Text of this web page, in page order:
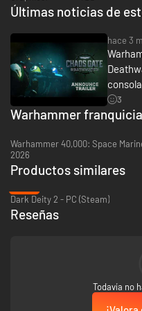
UN SECTOR EN GUERRA
Lucha en mundos devastados
facciones enemigas diferentes.
específicas, retos de combate y
adaptarse... o perecer.
FORJA TU PROPIA
Escaramuza ofrece batallas
combinaciones de escuadrones
y enfréntate a facciones en
estrategia o desafía tus límites:
control absoluto.
Últimas noticias de
hace 3
3
Warhammer franquicia
Warhammer 40,000: Space
2026
Productos similares
Dark Deity 2 - PC (Steam)
Reseñas
Todavía no